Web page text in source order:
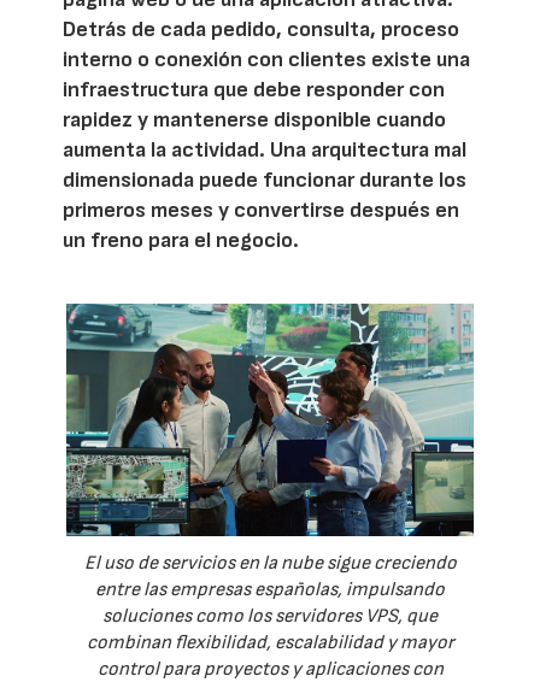
Detrás de cada pedido, consulta, proceso
interno o conexión con clientes existe una
infraestructura que debe responder con
rapidez y mantenerse disponible cuando
aumenta la actividad. Una arquitectura mal
dimensionada puede funcionar durante los
primeros meses y convertirse después en
un freno para el negocio.
El uso de servicios en la nube sigue creciendo
entre las empresas españolas, impulsando
soluciones como los servidores VPS, que
combinan flexibilidad, escalabilidad y mayor
control para proyectos y aplicaciones con